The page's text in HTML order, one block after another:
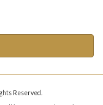
Reserved.